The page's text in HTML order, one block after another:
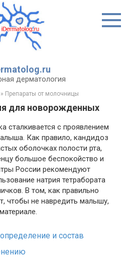
дерматология
» Препараты от молочницы
для новорожденных
сталкивается с проявлением
Как правило, кандидоз
оболочках полости рта,
большое беспокойство и
России рекомендуют
натрия тетрабората
В том, как правильно
чтобы не навредить малышу,
и состав